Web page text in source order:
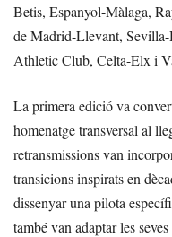
Betis, Espanyol-Màlaga,
de Madrid-Llevant,
Athletic Club, Celta-Elx i
La primera edició va
homenatge transversal al
retransmissions van
transicions inspirats en
dissenyar una pilota
també van adaptar les